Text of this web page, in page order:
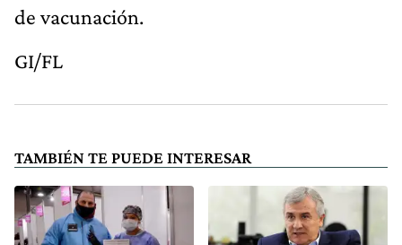
de vacunación.
GI/FL
TAMBIÉN TE PUEDE INTERESAR